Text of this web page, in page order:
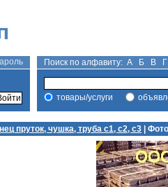
Поиск по алфавиту: А Б В Г
товары/услуги
пруток, чушка, труба с1, с2, с3 | Фото